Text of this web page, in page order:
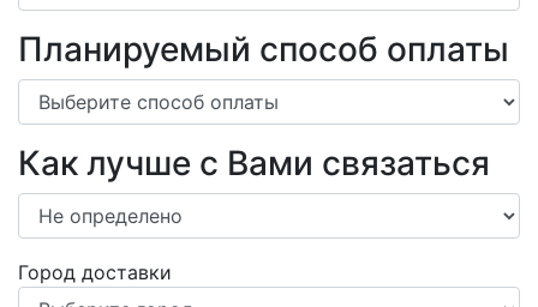
Планируемый способ оплаты
Как лучше с Вами связаться
Город доставки